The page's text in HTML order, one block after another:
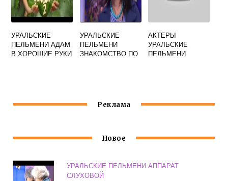
УРАЛЬСКИЕ
ПЕЛЬМЕНИ АДАМ
В ХОРОШИЕ РУКИ
УРАЛЬСКИЕ
ПЕЛЬМЕНИ
ЗНАКОМСТВО ПО
АКТЕРЫ
УРАЛЬСКИЕ
ПЕЛЬМЕНИ
Реклама
Новое
УРАЛЬСКИЕ ПЕЛЬМЕНИ АППАРАТ
СЛУХОВОЙ